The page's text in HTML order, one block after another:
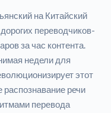
на Китайский
переводчиков-
за час контента.
недели для
этот
распознавание речи
перевода